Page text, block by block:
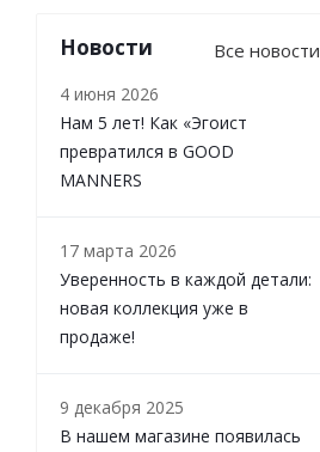
Новости Все новости
4 июня 2026
Нам 5 лет! Как «Эгоист
превратился в GOOD
MANNERS
17 марта 2026
Уверенность в каждой детали:
новая коллекция уже в
продаже!
9 декабря 2025
В нашем магазине появилась